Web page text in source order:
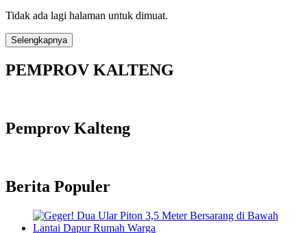
Tidak ada lagi halaman untuk dimuat.
Selengkapnya
PEMPROV KALTENG
Pemprov Kalteng
Berita Populer